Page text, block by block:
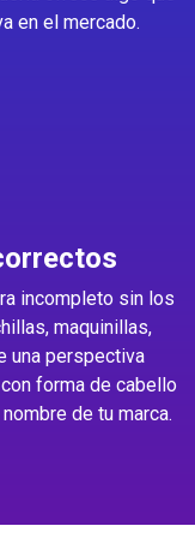
en el mercado.
incompleto sin los
maquinillas,
una perspectiva
forma de cabello
de tu marca.